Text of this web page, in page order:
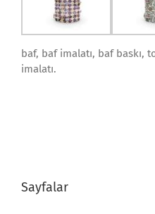
baf, baf imalatı, baf baskı,
imalatı.
Sayfalar